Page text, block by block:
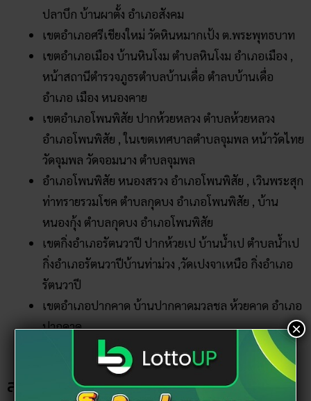
ปลาบึก บ้านผาตั้ง อำเภอสังคม
เขตอำเภอศรีเชียงใหม่ วัดหินหมากเป้ง ต.พระพุทธบาท
เขตอำเภอเมือง บ้านหินโงม ตำบลหินโงม อำเภอเมือง ,
หน้าสถานีตำรวจภูธรตำบลบ้านเดื่อ ตำลบบ้านเดื่อ
อำเภอ เมือง หนองคาย
เขตอำเภอโพนพิสัย ปากห้วยหลวง ตำบลห้วยหลวง
อำเภอโพนพิสัย , ในเขตเทศบาลตำบลจุมพล หน้าวัดไทย
วัดจุมพล วัดจอมนาง ตำบลจุมพล
อำเภอโพนพิสัย หนองสรวง อำเภอโพนพิสัย , เวินพระสุก
ท่าทรายรวมโชค ตำบลกุดบง อำเภอโพนพิสัย , บ้าน
หนองกุ้ง ตำบลกุดบง อำเภอโพนพิสัย
เขตกิ่งอำเภอรัตนวาปี ปากห้วยเป บ้านน้ำเป ตำบลน้ำเป
กิ่งอำเภอรัตนวาปีบ้านท่าม่วง ,วัดเปงจาเหนือ กิ่งอำเภอ
รัตนวาปี
เขตอำเภอปากคาด บ้านปากคาดมวลชล ห้วยคาด อำเภอ
ปากคาด
เขตอำเภอบึงกาฬ วัดอาฮง ตำบลหอคำ อำเภอบึงกาฬ
สรุปยอดบั้งไฟพญานาคปี พ.ศ.2563
×